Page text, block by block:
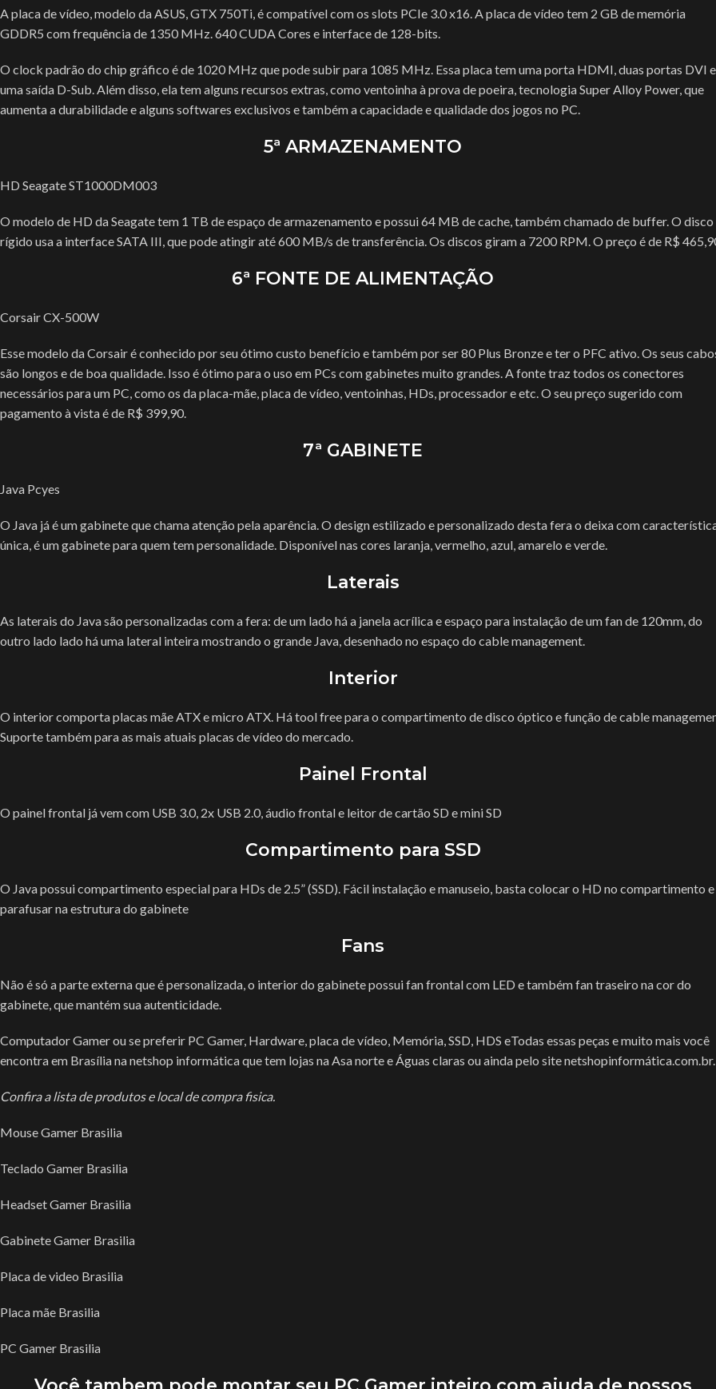
A placa de vídeo, modelo da ASUS, GTX 750Ti, é compatível com os slots PCIe 3.0 x16. A placa de vídeo tem 2 GB de memória
GDDR5 com frequência de 1350 MHz. 640 CUDA Cores e interface de 128-bits.
O clock padrão do chip gráfico é de 1020 MHz que pode subir para 1085 MHz. Essa placa tem uma porta HDMI, duas portas DVI e
uma saída D-Sub. Além disso, ela tem alguns recursos extras, como ventoinha à prova de poeira, tecnologia Super Alloy Power, que
aumenta a durabilidade e alguns softwares exclusivos e também a capacidade e qualidade dos jogos no PC.
5ª ARMAZENAMENTO
HD Seagate ST1000DM003
O modelo de HD da Seagate tem 1 TB de espaço de armazenamento e possui 64 MB de cache, também chamado de buffer. O disco
rígido usa a interface SATA III, que pode atingir até 600 MB/s de transferência. Os discos giram a 7200 RPM. O preço é de R$
6ª FONTE DE ALIMENTAÇÃO
Corsair CX-500W
Esse modelo da Corsair é conhecido por seu ótimo custo benefício e também por ser 80 Plus Bronze e ter o PFC ativo. Os seus
são longos e de boa qualidade. Isso é ótimo para o uso em PCs com gabinetes muito grandes. A fonte traz todos os conectores
necessários para um PC, como os da placa-mãe, placa de vídeo, ventoinhas, HDs, processador e etc. O seu preço sugerido com
pagamento à vista é de R$ 399,90.
7ª GABINETE
Java Pcyes
O Java já é um gabinete que chama atenção pela aparência. O design estilizado e personalizado desta fera o deixa com
única, é um gabinete para quem tem personalidade. Disponível nas cores laranja, vermelho, azul, amarelo e verde.
Laterais
As laterais do Java são personalizadas com a fera: de um lado há a janela acrílica e espaço para instalação de um fan de 120mm, do
outro lado lado há uma lateral inteira mostrando o grande Java, desenhado no espaço do cable management.
Interior
O interior comporta placas mãe ATX e micro ATX. Há tool free para o compartimento de disco óptico e função de cable
Suporte também para as mais atuais placas de vídeo do mercado.
Painel Frontal
O painel frontal já vem com USB 3.0, 2x USB 2.0, áudio frontal e leitor de cartão SD e mini SD
Compartimento para SSD
O Java possui compartimento especial para HDs de 2.5” (SSD). Fácil instalação e manuseio, basta colocar o HD no compartimento e
parafusar na estrutura do gabinete
Fans
Não é só a parte externa que é personalizada, o interior do gabinete possui fan frontal com LED e também fan traseiro na cor do
gabinete, que mantém sua autenticidade.
Computador Gamer ou se preferir PC Gamer, Hardware, placa de vídeo, Memória, SSD, HDS eTodas essas peças e muito mais você
encontra em Brasília na netshop informática que tem lojas na Asa norte e Águas claras ou ainda pelo site netshopinformática.com.br.
Confira a lista de produtos e local de compra fisica.
Mouse Gamer Brasilia
Teclado Gamer Brasilia
Headset Gamer Brasilia
Gabinete Gamer Brasilia
Placa de video Brasilia
Placa mãe Brasilia
PC Gamer Brasilia